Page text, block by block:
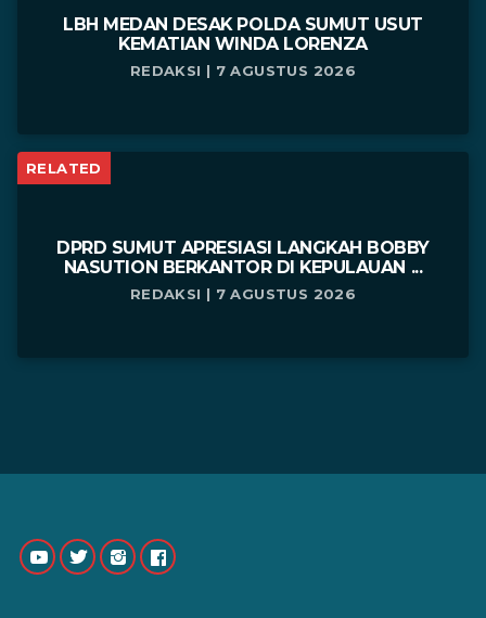
LBH MEDAN DESAK POLDA SUMUT USUT
KEMATIAN WINDA LORENZA
REDAKSI | 7 AGUSTUS 2026
RELATED
DPRD SUMUT APRESIASI LANGKAH BOBBY
NASUTION BERKANTOR DI KEPULAUAN ...
REDAKSI | 7 AGUSTUS 2026